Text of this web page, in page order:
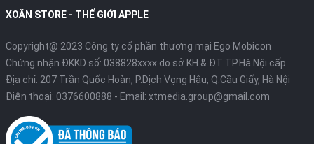
XOĂN STORE - THẾ GIỚI APPLE
Copyright@ 2023 Công ty cổ phần thương mại Ego Mobicon
Chứng nhận ĐKKD số: 038828xxxx do sở KH & ĐT TP.Hà Nội cấp
Địa chỉ: 207 Trần Quốc Hoàn, P.Dịch Vọng Hậu, Q.Cầu Giấy, Hà Nội
Điện thoại: 0376600888 - Email: xtmedia.group@gmail.com